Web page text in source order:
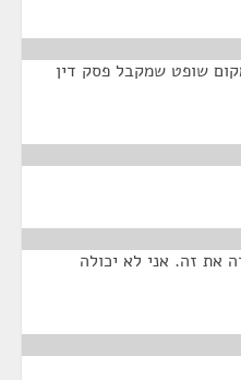
שופט שמקבל פסק דין
את זה. אני לא יכולה